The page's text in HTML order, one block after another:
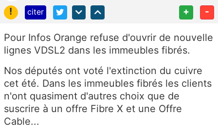
!
citer + -
Pour Infos Orange refuse d'ouvrir de nouvelle
lignes VDSL2 dans les immeubles fibrés.
Nos députés ont voté l'extinction du cuivre
cet été. Dans les immeubles fibrés les clients
n'ont quasiment d'autres choix que de
suscrire à un offre Fibre X et une Offre
Cable...